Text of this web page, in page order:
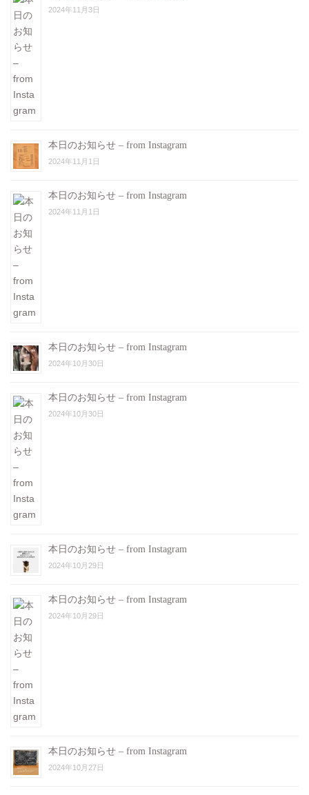
2024年11月3日
本日のお知らせ – from Instagram
2024年11月1日
本日のお知らせ – from Instagram
2024年11月1日
本日のお知らせ – from Instagram
2024年10月30日
本日のお知らせ – from Instagram
2024年10月30日
本日のお知らせ – from Instagram
2024年10月29日
本日のお知らせ – from Instagram
2024年10月29日
本日のお知らせ – from Instagram
2024年10月27日